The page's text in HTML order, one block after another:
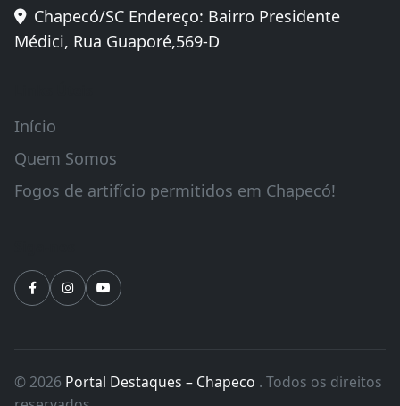
Chapecó/SC Endereço: Bairro Presidente
Médici, Rua Guaporé,569-D
Início
Quem Somos
Fogos de artifício permitidos em Chapecó!
© 2026 Portal Destaques – Chapeco . Todos os direitos